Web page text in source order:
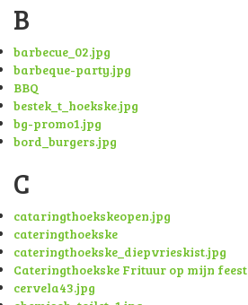
B
barbecue_02.jpg
barbeque-party.jpg
BBQ
bestek_t_hoekske.jpg
bg-promo1.jpg
bord_burgers.jpg
C
cataringthoekskeopen.jpg
cateringthoekske
cateringthoekske_diepvrieskist.jpg
Cateringthoekske Frituur op mijn feest
cervela43.jpg